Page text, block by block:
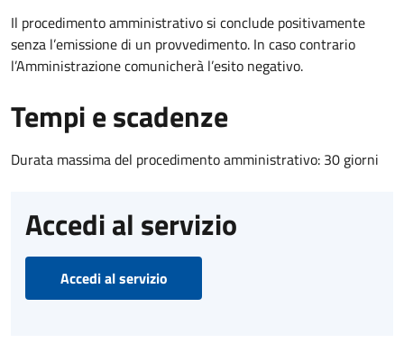
Il procedimento amministrativo si conclude positivamente
senza l’emissione di un provvedimento. In caso contrario
l’Amministrazione comunicherà l’esito negativo.
Tempi e scadenze
Durata massima del procedimento amministrativo: 30 giorni
Accedi al servizio
Accedi al servizio